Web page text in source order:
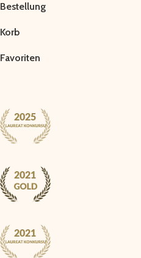
Bestellung
Korb
Favoriten